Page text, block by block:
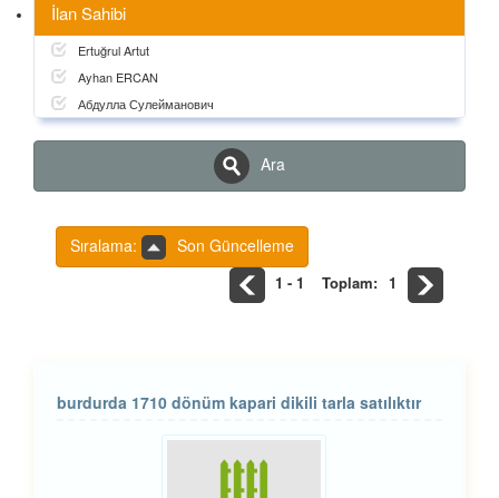
İlan Sahibi
Ertuğrul Artut
Ayhan ERCAN
Абдулла Сулейманович
Ara
Sıralama: Son Güncelleme
1 - 1 Toplam: 1
burdurda 1710 dönüm kapari dikili tarla satılıktır